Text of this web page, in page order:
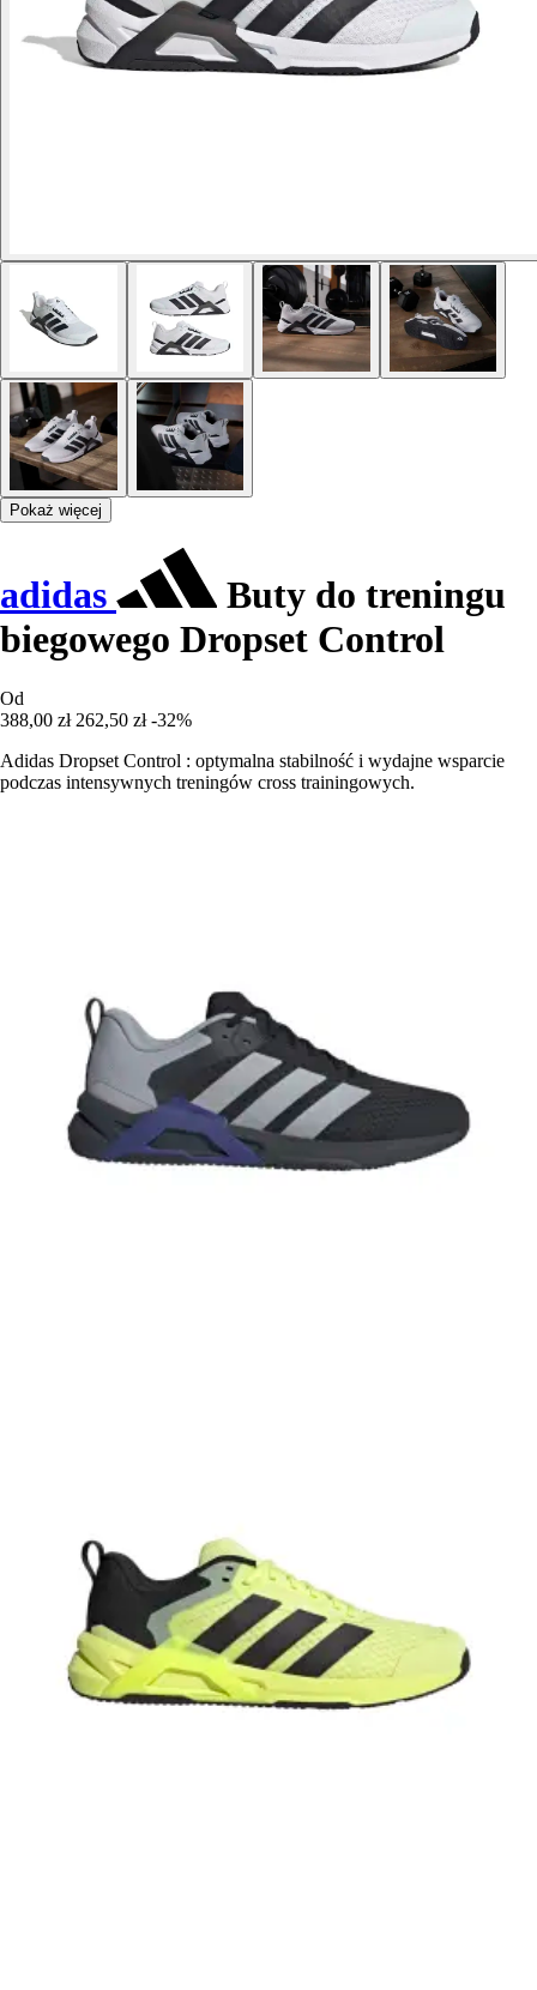
Pokaż więcej
adidas
Buty do treningu
biegowego Dropset Control
Od
388,00 zł 262,50 zł -32%
Adidas Dropset Control : optymalna stabilność i wydajne wsparcie
podczas intensywnych treningów cross trainingowych.